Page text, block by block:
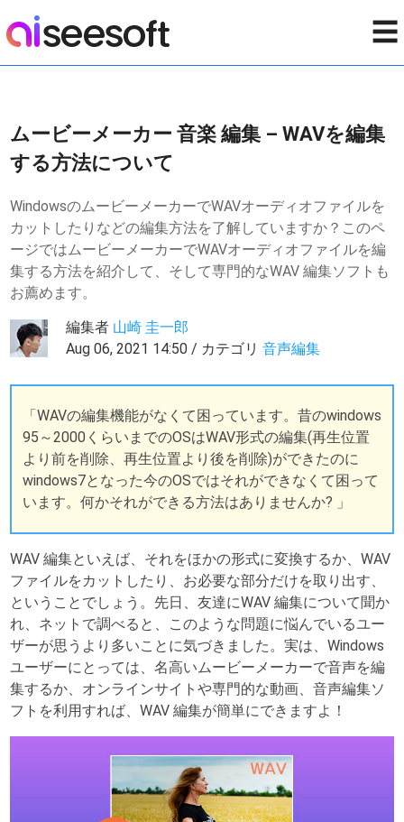
☰
ムービーメーカー 音楽 編集 – WAVを編集
する方法について
WindowsのムービーメーカーでWAVオーディオファイルを
カットしたりなどの編集方法を了解していますか？このペ
ージではムービーメーカーでWAVオーディオファイルを編
集する方法を紹介して、そして専門的なWAV 編集ソフトも
お薦めます。
編集者 山崎 圭一郎
Aug 06, 2021 14:50 / カテゴリ音声編集
「WAVの編集機能がなくて困っています。昔のwindows
95～2000くらいまでのOSはWAV形式の編集(再生位置
より前を削除、再生位置より後を削除)ができたのに
windows7となった今のOSではそれができなくて困って
います。何かそれができる方法はありませんか? 」
WAV 編集といえば、それをほかの形式に変換するか、WAV
ファイルをカットしたり、お必要な部分だけを取り出す、
ということでしょう。先日、友達にWAV 編集について聞か
れ、ネットで調べると、このような問題に悩んでいるユー
ザーが思うより多いことに気づきました。実は、Windows
ユーザーにとっては、名高いムービーメーカーで音声を編
集するか、オンラインサイトや専門的な動画、音声編集ソ
フトを利用すれば、WAV 編集が簡単にできますよ！